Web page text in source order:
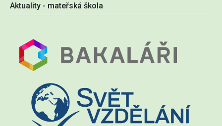
Aktuality - mateřská škola